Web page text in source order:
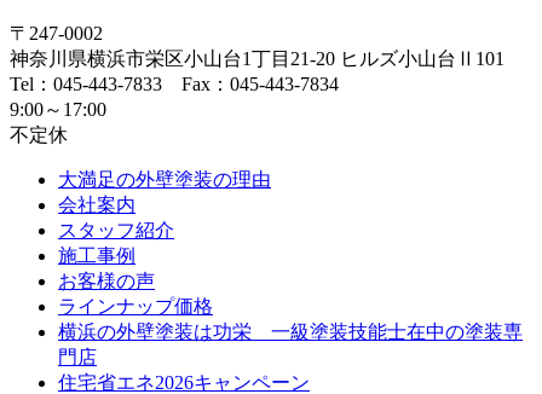
〒247-0002
神奈川県横浜市栄区小山台1丁目21-20 ヒルズ小山台Ⅱ101
Tel：045-443-7833 Fax：045-443-7834
9:00～17:00
不定休
大満足の外壁塗装の理由
会社案内
スタッフ紹介
施工事例
お客様の声
ラインナップ価格
横浜の外壁塗装は功栄 一級塗装技能士在中の塗装専
門店
住宅省エネ2026キャンペーン